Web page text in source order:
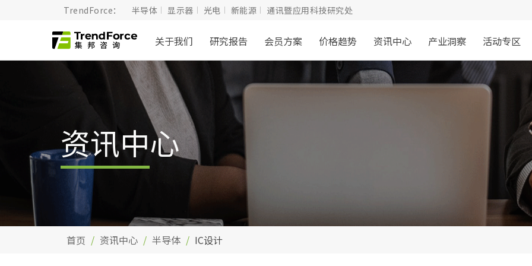
TrendForce： 半导体 显示器 光电 新能源 通讯暨应用科技研究处
关于我们 研究报告 会员方案 价格趋势 资讯中心 产业洞察 活动专区
资讯中心
首页 资讯中心 半导体 IC设计